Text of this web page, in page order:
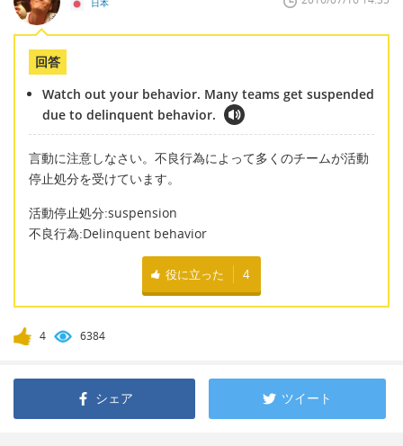
日本
回答
Watch out your behavior. Many teams get suspended
due to delinquent behavior.
言動に注意しなさい。不良行為によって多くのチームが活動
停止処分を受けています。
活動停止処分:suspension
不良行為:Delinquent behavior
役に立った 4
4 6384
シェア ツイート